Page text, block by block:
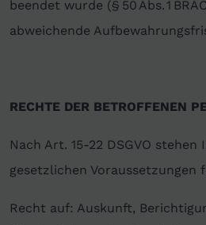
beendet wurde (§ 50 Abs. 1
abweichende
RECHTE DER BETROFFENEN
Nach Art. 15-22 DSGVO
gesetzlichen Voraussetzungen
Recht auf: Auskunft,